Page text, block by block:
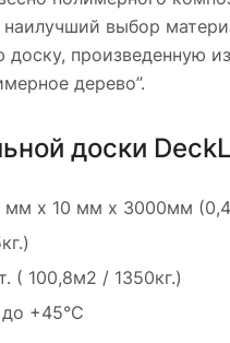
выбор
произведенную
дерево”.
доски
мм х 10 мм х 3000мм
( 100,8м2 / 1350кг.)
+45°С